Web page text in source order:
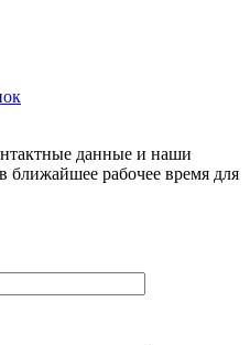
данные и наши
ближайшее рабочее время для